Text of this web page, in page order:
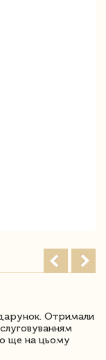
Отримали
ще на цьому